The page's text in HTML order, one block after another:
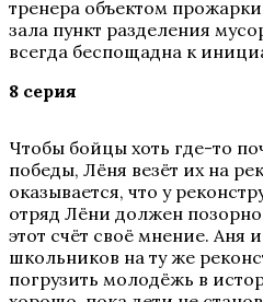
тренера объектом
зала пункт разделения
всегда беспощадна к
8 серия
Чтобы бойцы хоть где-то
победы, Лёня везёт их на
оказывается, что у
отряд Лёни должен
этот счёт своё мнение. Аня
школьников на ту же
погрузить молодёжь в